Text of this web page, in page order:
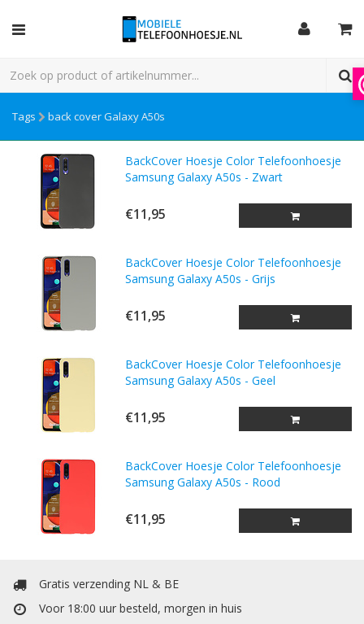
Tags back cover Galaxy A50s
BackCover Hoesje Color Telefoonhoesje
Samsung Galaxy A50s - Zwart
€11,95
BackCover Hoesje Color Telefoonhoesje
Samsung Galaxy A50s - Grijs
€11,95
BackCover Hoesje Color Telefoonhoesje
Samsung Galaxy A50s - Geel
€11,95
BackCover Hoesje Color Telefoonhoesje
Samsung Galaxy A50s - Rood
€11,95
Gratis verzending NL & BE
Voor 18:00 uur besteld, morgen in huis